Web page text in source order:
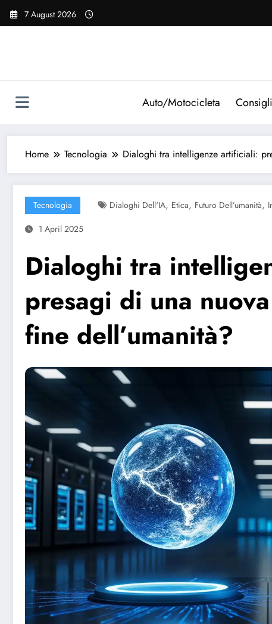
Vai
7 August 2026
Auto/Motocicleta
Home Tecnologia Dialoghi tra intelligenze artificiali:
Tecnologia Dialoghi Dell'IA, Etica, Futuro Dell’umanità,
1 April 2025
Dialoghi tra
presagi di una
fine dell’umanità?